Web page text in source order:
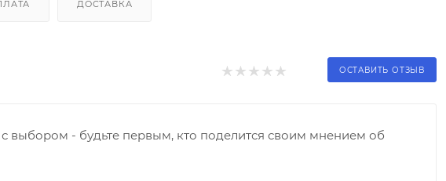
ДОСТАВКА
ОСТАВИТЬ ОТЗЫВ
выбором - будьте первым, кто поделится своим мнением об